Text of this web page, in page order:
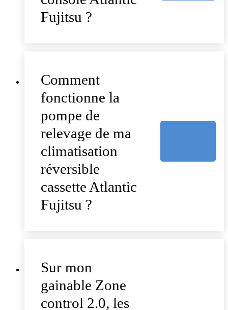
Fujitsu ?
Comment
fonctionne la
pompe de
relevage de ma
climatisation
réversible
cassette Atlantic
Fujitsu ?
Sur mon
gainable Zone
control 2.0, les